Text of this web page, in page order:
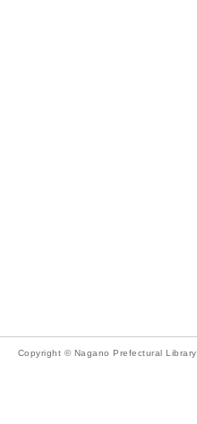
Copyright © Nagano Prefectural Library